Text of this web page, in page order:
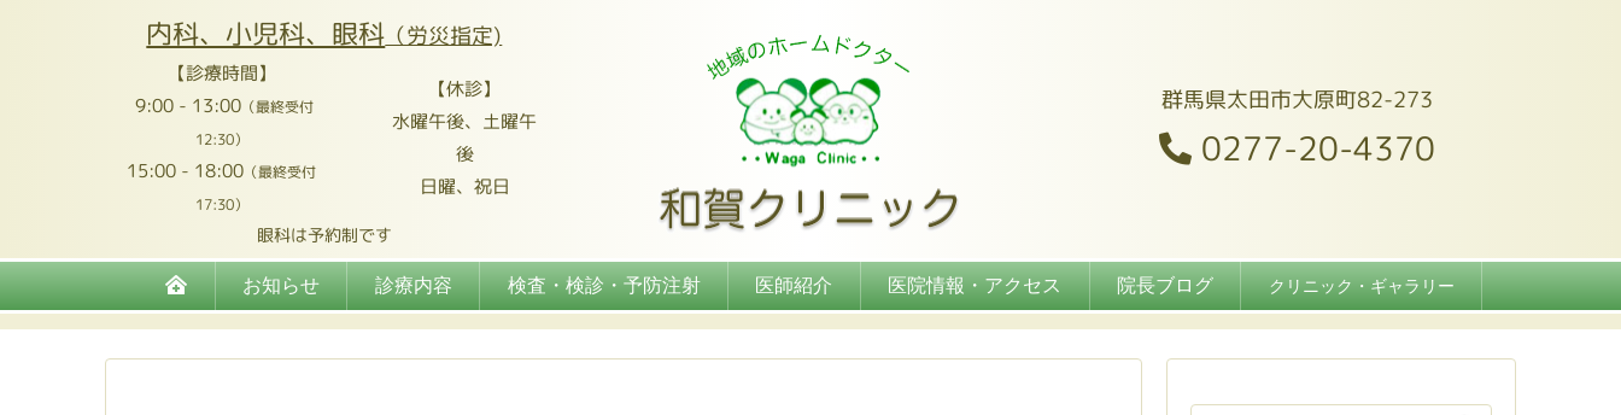
内科、小児科、眼科 （労災指定)
【診療時間】
9:00 - 13:00（最終受付
12:30）
15:00 - 18:00 （最終受付
17:30）
【休診】
水曜午後、土曜午
後
日曜、祝日
眼科は予約制です
群馬県太田市大原町82-273
0277-20-4370
お知らせ 診療内容 検査・検診・予防注射 医師紹介 医院情報・アクセス 院長ブログ クリニック・ギャラリー